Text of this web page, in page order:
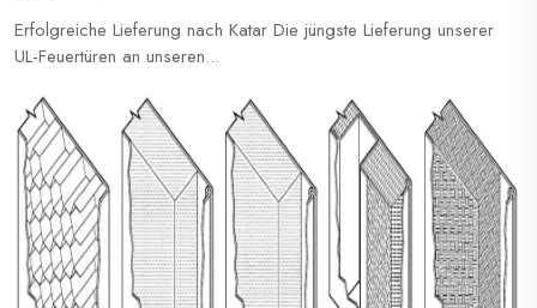
Erfolgreiche Lieferung nach Katar Die jüngste Lieferung unserer
UL-Feuertüren an unseren...